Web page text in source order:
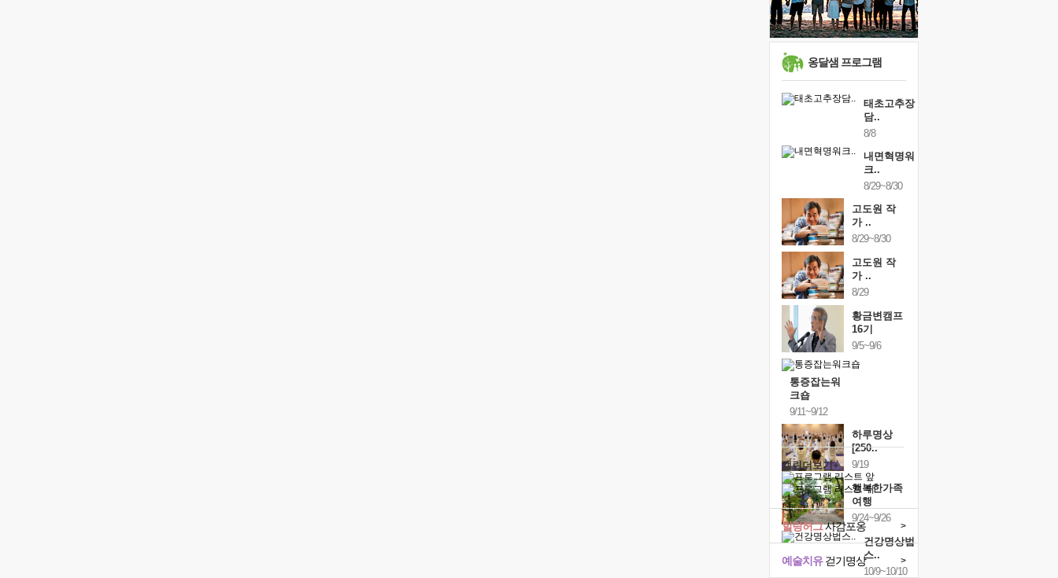
슬럼프
보고 싶은 어머니
유년 시절의 부산 영도 바다
못된 꼰대들
#계획
#친구
옹달샘 프로그램
태초고추장
담..
8/8
내면혁명워
크..
8/29~8/30
고도원 작
가 ..
8/29~8/30
고도원 작
가 ..
8/29
황금변캠프
16기
9/5~9/6
통증잡는워
크숍
9/11~9/12
하루명상
[250..
9/19
행복한가족
여행
9/24~9/26
건강명상법
스..
10/9~10/10
캘린더보기+
예술치유걷기명상 >
힐링허그사감포옹 >